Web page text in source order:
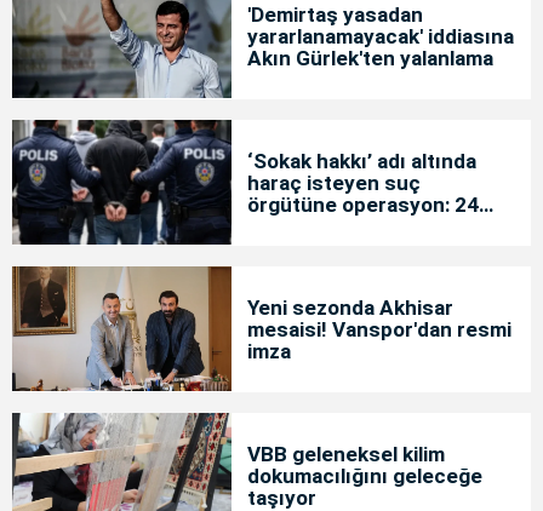
'Demirtaş yasadan
yararlanamayacak' iddiasına
Akın Gürlek'ten yalanlama
‘Sokak hakkı’ adı altında
haraç isteyen suç
örgütüne operasyon: 24
Yeni sezonda Akhisar
mesaisi! Vanspor'dan resmi
imza
VBB geleneksel kilim
dokumacılığını geleceğe
taşıyor